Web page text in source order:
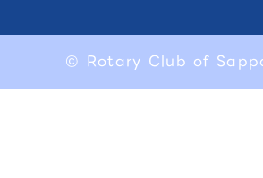
© Rotary Club of